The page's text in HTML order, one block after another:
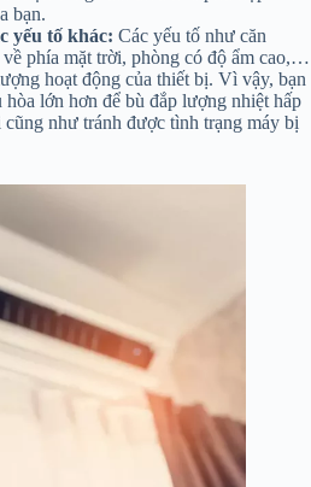
bạn.
yếu tố khác: Các yếu tố như căn
phía mặt trời, phòng có độ ẩm cao,…
hoạt động của thiết bị. Vì vậy, bạn
hòa lớn hơn để bù đắp lượng nhiệt hấp
như tránh được tình trạng máy bị